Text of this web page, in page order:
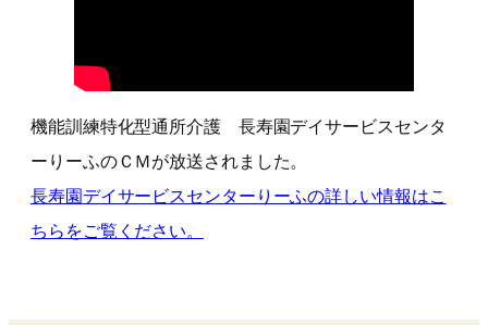
機能訓練特化型通所介護 長寿園デイサービスセンタ
ーりーふのＣＭが放送されました。
長寿園デイサービスセンターりーふの詳しい情報はこ
ちらをご覧ください。